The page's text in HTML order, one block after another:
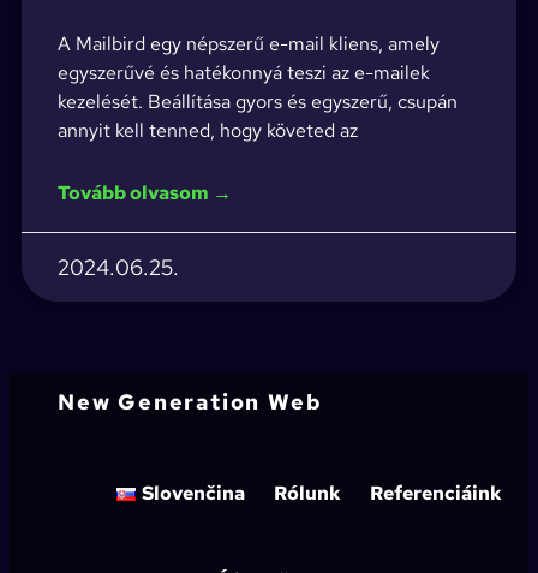
A Mailbird egy népszerű e-mail kliens, amely
egyszerűvé és hatékonnyá teszi az e-mailek
kezelését. Beállítása gyors és egyszerű, csupán
annyit kell tenned, hogy követed az
Tovább olvasom →
2024.06.25.
New Generation Web
Slovenčina Rólunk Referenciáink